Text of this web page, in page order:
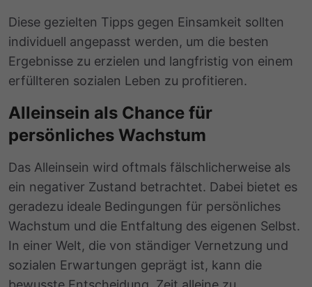
Diese gezielten Tipps gegen Einsamkeit sollten
individuell angepasst werden, um die besten
Ergebnisse zu erzielen und langfristig von einem
erfüllteren sozialen Leben zu profitieren.
Alleinsein als Chance für
persönliches Wachstum
Das Alleinsein wird oftmals fälschlicherweise als
ein negativer Zustand betrachtet. Dabei bietet es
geradezu ideale Bedingungen für persönliches
Wachstum und die Entfaltung des eigenen Selbst.
In einer Welt, die von ständiger Vernetzung und
sozialen Erwartungen geprägt ist, kann die